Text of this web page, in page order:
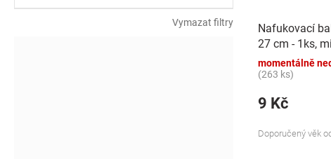
Vymazat filtry
Nafukovací
27 cm - 1ks,
momentálně
(263 ks)
9 Kč
Doporučený věk